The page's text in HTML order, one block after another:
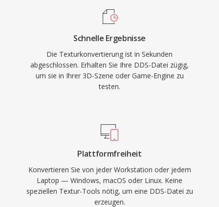
Schnelle Ergebnisse
Die Texturkonvertierung ist in Sekunden
abgeschlossen. Erhalten Sie Ihre DDS-Datei zügig,
um sie in Ihrer 3D-Szene oder Game-Engine zu
testen.
Plattformfreiheit
Konvertieren Sie von jeder Workstation oder jedem
Laptop — Windows, macOS oder Linux. Keine
speziellen Textur-Tools nötig, um eine DDS-Datei zu
erzeugen.